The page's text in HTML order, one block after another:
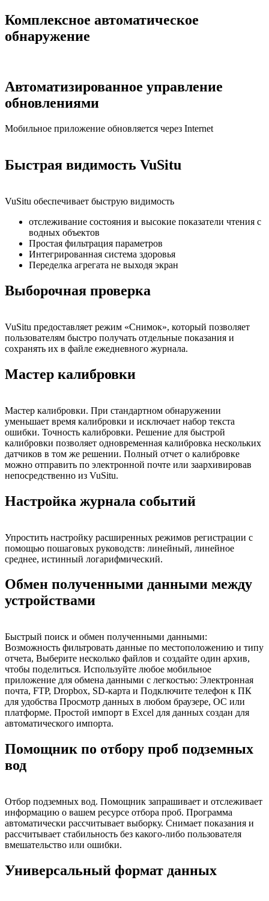
Комплексное автоматическое
обнаружение
Автоматизированное управление
обновлениями
Мобильное приложение обновляется через Internet
Быстрая видимость VuSitu
VuSitu обеспечивает быструю видимость
отслеживание состояния и высокие показатели чтения с
водных объектов
Простая фильтрация параметров
Интегрированная система здоровья
Переделка агрегата не выходя экран
Выборочная проверка
VuSitu предоставляет режим «Снимок», который позволяет
пользователям быстро получать отдельные показания и
сохранять их в файле ежедневного журнала.
Мастер калибровки
Мастер калибровки. При стандартном обнаружении
уменьшает время калибровки и исключает набор текста
ошибки. Точность калибровки. Решение для быстрой
калибровки позволяет одновременная калибровка нескольких
датчиков в том же решении. Полный отчет о калибровке
можно отправить по электронной почте или заархивировав
непосредственно из VuSitu.
Настройка журнала событий
Упростить настройку расширенных режимов регистрации с
помощью пошаговых руководств: линейный, линейное
среднее, истинный логарифмический.
Обмен полученными данными между
устройствами
Быстрый поиск и обмен полученными данными:
Возможность фильтровать данные по местоположению и типу
отчета, Выберите несколько файлов и создайте один архив,
чтобы поделиться. Используйте любое мобильное
приложение для обмена данными с легкостью: Электронная
почта, FTP, Dropbox, SD-карта и Подключите телефон к ПК
для удобства Просмотр данных в любом браузере, ОС или
платформе. Простой импорт в Excel для данных создан для
автоматического импорта.
Помощник по отбору проб подземных
вод
Отбор подземных вод. Помощник запрашивает и отслеживает
информацию о вашем ресурсе отбора проб. Программа
автоматически рассчитывает выборку. Снимает показания и
рассчитывает стабильность без какого-либо пользователя
вмешательство или ошибки.
Универсальный формат данных